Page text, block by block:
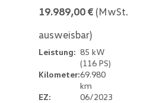
19.989,00 € (MwSt.
ausweisbar)
Leistung: 85 kW
(116 PS)
Kilometer:69.980
km
EZ:
06/2023